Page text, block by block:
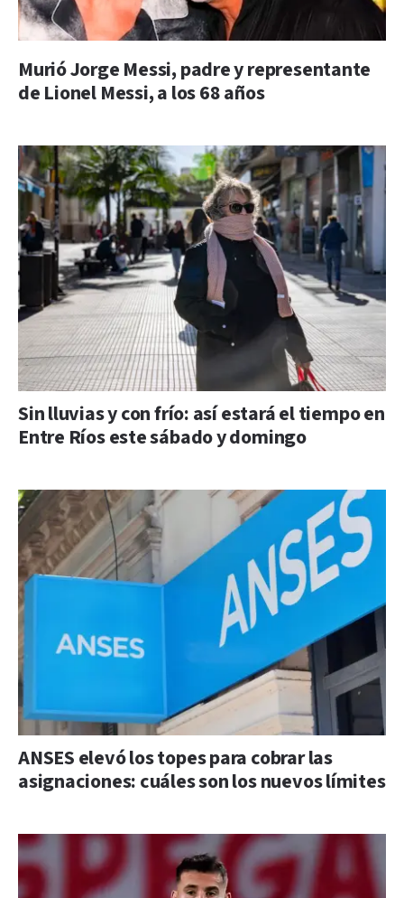
Murió Jorge Messi, padre y representante
de Lionel Messi, a los 68 años
Sin lluvias y con frío: así estará el tiempo en
Entre Ríos este sábado y domingo
ANSES elevó los topes para cobrar las
asignaciones: cuáles son los nuevos límites